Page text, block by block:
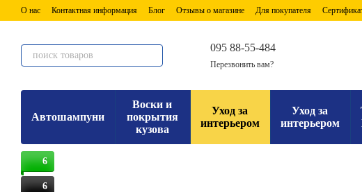
Перейти к основному контенту
О нас Контактная информация Блог Отзывы о магазине Для покупателя
095 88-55-484
Перезвонить вам?
Автошампуни
Воски и
покрытия
кузова
Уход за
интерьером
Уход за
интерьером
6
6